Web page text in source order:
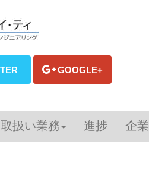
取扱い業務 進捗 企